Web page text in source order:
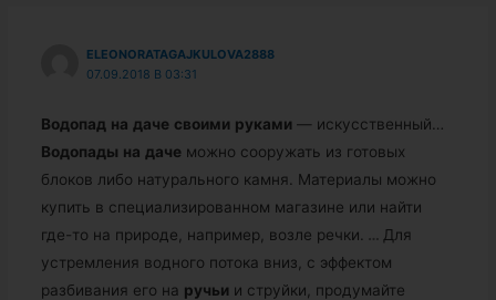
ELEONORATAGAJKULOVA2888
07.09.2018 В 03:31
Водопад на даче своими руками — искусственный…
Водопады на даче можно сооружать из готовых
блоков либо натурального камня. Материалы можно
купить в специализированном магазине или найти
где-то на природе, например, возле речки.
… Для
устремления водного потока вниз, с эффектом
разбивания его на ручьи и струйки, продумайте